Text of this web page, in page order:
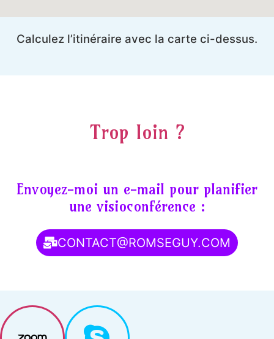
Calculez l’itinéraire avec la carte ci-dessus.
Trop loin ?
Envoyez-moi un e-mail pour planifier
une visioconférence :
CONTACT@ROMSEGUY.COM